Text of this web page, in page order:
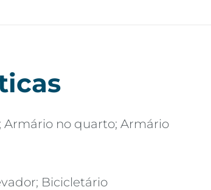
no quarto; Armário
Bicicletário